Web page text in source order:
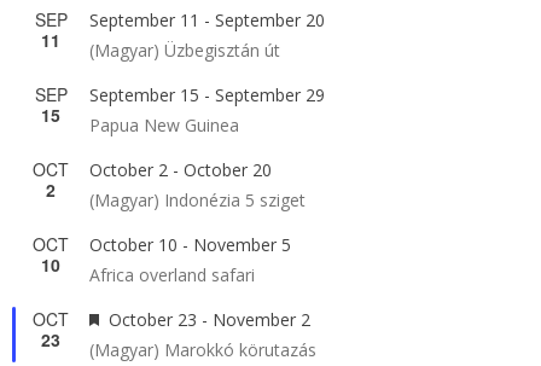
SEP
11
September 11 - September 20
(Magyar) Üzbegisztán út
SEP
15
September 15 - September 29
Papua New Guinea
OCT
2
October 2 - October 20
(Magyar) Indonézia 5 sziget
OCT
10
October 10 - November 5
Africa overland safari
OCT
23
Featured
October 23 - November 2
(Magyar) Marokkó körutazás